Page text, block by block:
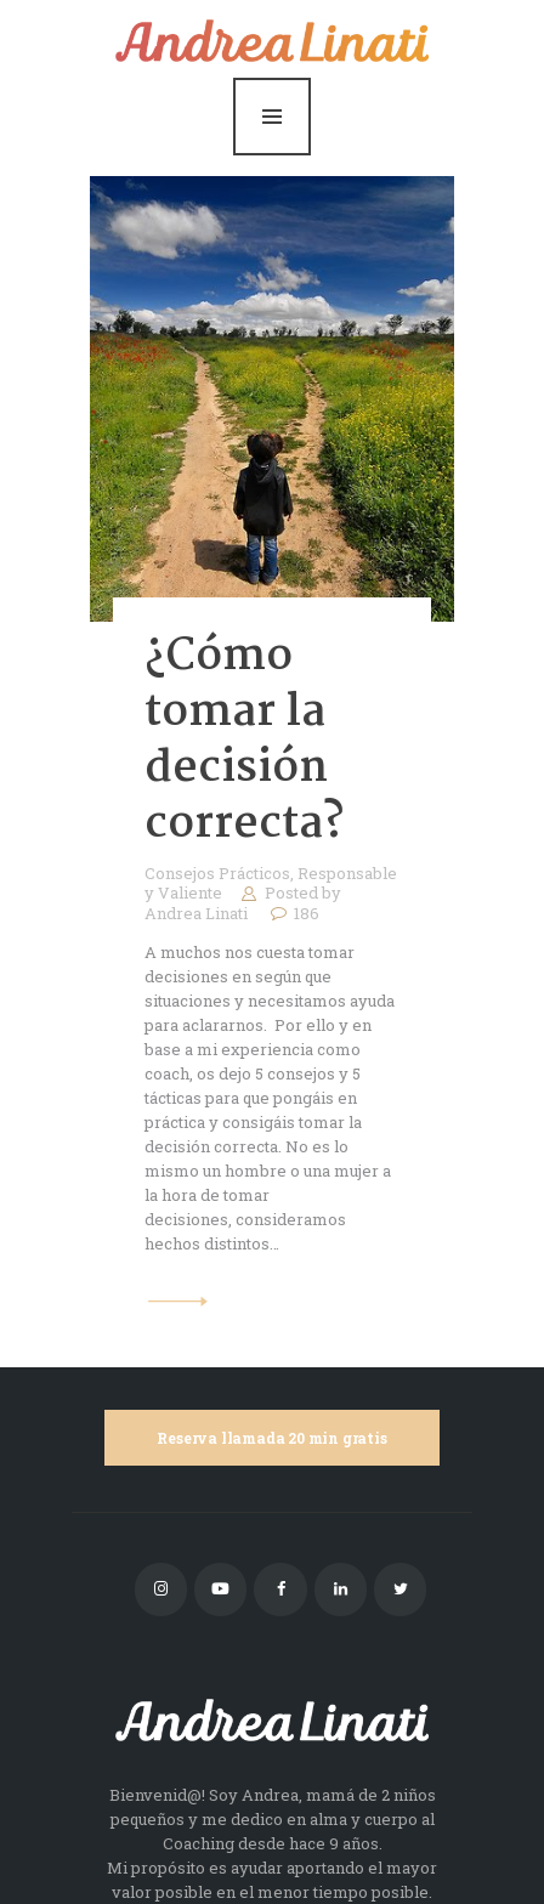
¿Cómo funciona?
Servicios
Coaching Gratis
Conóceme
Contáctame
Blog
¿Cómo
tomar la
decisión
correcta?
Consejos Prácticos, Responsable
y Valiente
Posted by
Andrea Linati
186
A muchos nos cuesta tomar
decisiones en según que
situaciones y necesitamos ayuda
para aclararnos. Por ello y en
base a mi experiencia como
coach, os dejo 5 consejos y 5
tácticas para que pongáis en
práctica y consigáis tomar la
decisión correcta. No es lo
mismo un hombre o una mujer a
la hora de tomar
decisiones, consideramos
hechos distintos…
Reserva llamada 20 min gratis
Bienvenid@! Soy Andrea, mamá de 2 niños
pequeños y me dedico en alma y cuerpo al
Coaching desde hace 9 años.
Mi propósito es ayudar aportando el mayor
valor posible en el menor tiempo posible.